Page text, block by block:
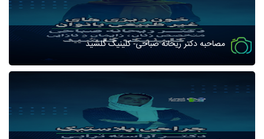
مصاحبه دکتر ریحانه صباحی- کلینیک گلشید